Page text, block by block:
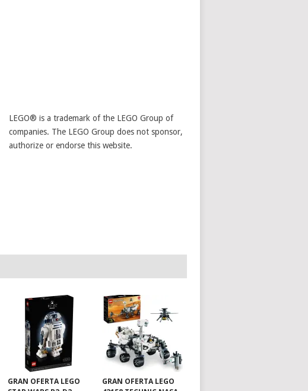
LEGO® is a trademark of the LEGO Group of
companies. The LEGO Group does not sponsor,
authorize or endorse this website.
GRAN OFERTA LEGO
GRAN OFERTA LEGO